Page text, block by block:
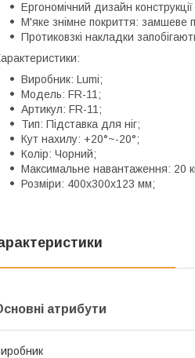
Ергономічний дизайн
М'яке знімне покриття: замшеве
Протиковзкі накладки
Виробник: Lumi;
Модель: FR-11;
Артикул: FR-11;
Тип: Підставка для ніг;
Кут нахилу: +20°~-20°;
Колір: Чорний;
Максимальне навантаження: 20
Розміри: 400x300x123 мм;
атрибути